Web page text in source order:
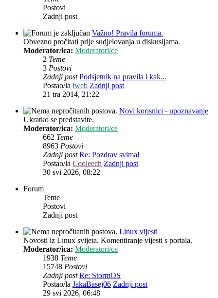
Postovi
Zadnji post
Važno! Pravila foruma.
Obvezno pročitati prije sudjelovanja u diskusijama.
Moderator/ica: Moderatori/ce
2 Teme
3 Postovi
Zadnji post Podsjetnik na pravila i kak...
Postao/la iweb Zadnji post
21 tra 2014, 21:22
Novi korisnici - upoznavanje
Ukratko se predstavite.
Moderator/ica: Moderatori/ce
662 Teme
8963 Postovi
Zadnji post Re: Pozdrav svima!
Postao/la Cooleech Zadnji post
30 svi 2026, 08:22
Forum
Teme
Postovi
Zadnji post
Linux vijesti
Novosti iz Linux svijeta. Komentiranje vijesti s portala.
Moderator/ica: Moderatori/ce
1938 Teme
15748 Postovi
Zadnji post Re: StormOS
Postao/la JakaBasej06 Zadnji post
29 svi 2026, 06:48